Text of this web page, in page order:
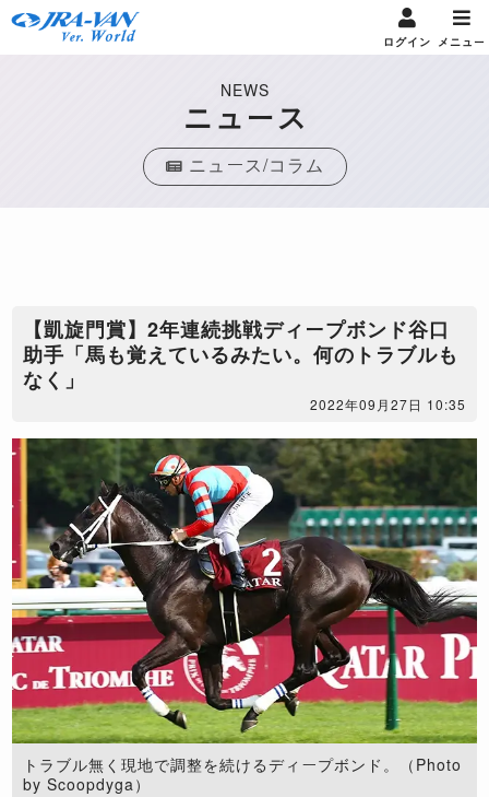
ログイン メニュー
NEWS
ニュース
ニュース/コラム
【凱旋門賞】2年連続挑戦ディープボンド谷口
助手「馬も覚えているみたい。何のトラブルも
なく」
2022年09月27日 10:35
トラブル無く現地で調整を続けるディープボンド。（Photo
by Scoopdyga）